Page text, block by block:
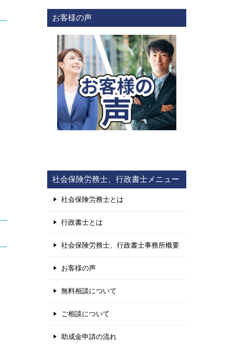
お客様の声
社会保険労務士、行政書士メニュー
社会保険労務士とは
行政書士とは
社会保険労務士、行政書士事務所概要
お客様の声
無料相談について
ご相談について
助成金申請の流れ